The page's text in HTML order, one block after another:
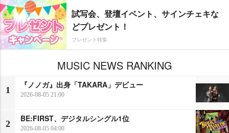
試写会、登壇イベント、サインチェキな
どプレゼント！
プレゼント特集
MUSIC NEWS RANKING
1
『ノノガ』出身「TAKARA」デビュー
2026-08-05 21:00
2
BE:FIRST、デジタルシングル1位
2026-08-05 04:00